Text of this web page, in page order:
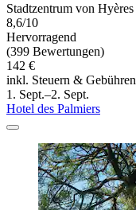
Stadtzentrum von Hyères
8,6/10
Hervorragend
(399 Bewertungen)
142 €
inkl. Steuern & Gebühren
1. Sept.–2. Sept.
Hotel des Palmiers